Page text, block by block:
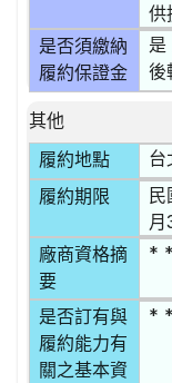
供
是否須繳納
履約保證金
是
後
其他
履約地點
台
履約期限
民
月
廠商資格摘
要
*
是否訂有與
履約能力有
關之基本資
*